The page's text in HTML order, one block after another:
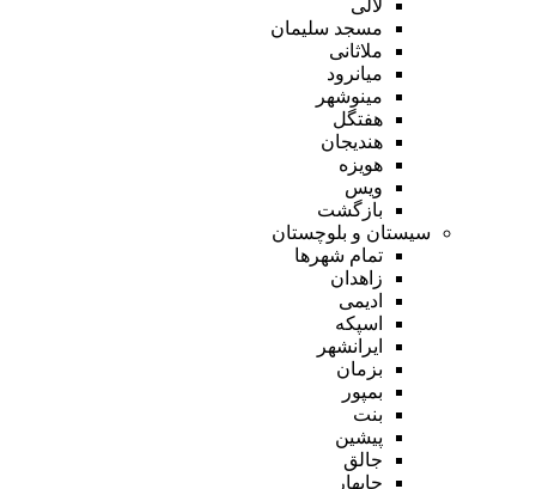
لالی
مسجد سلیمان
ملاثانی
میانرود
مینوشهر
هفتگل
هندیجان
هویزه
ویس
بازگشت
سیستان و بلوچستان
تمام شهر‌ها
زاهدان
ادیمی
اسپکه
ایرانشهر
بزمان
بمپور
بنت
پیشین
جالق
چابهار